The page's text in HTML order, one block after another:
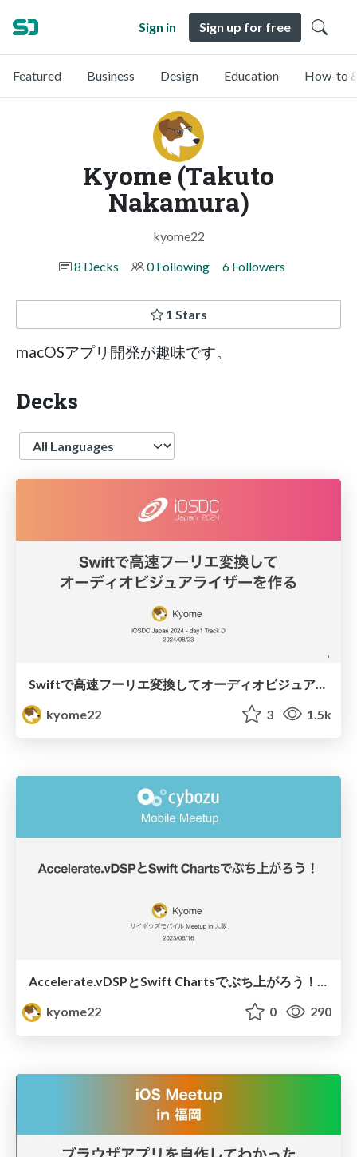
Sign in Sign up for free
Featured Business Design Education How-to
Kyome (Takuto
Nakamura)
kyome22
8 Decks
0 Following 6 Followers
1 Stars
macOSアプリ開発が趣味です。
Decks
Language
kyome22
3 1.5k
Accelerate.vDSPとSwift Chartsでぶち上がろう！/サイボウズモバイル Meetup 2023.04.20
kyome22
0 290